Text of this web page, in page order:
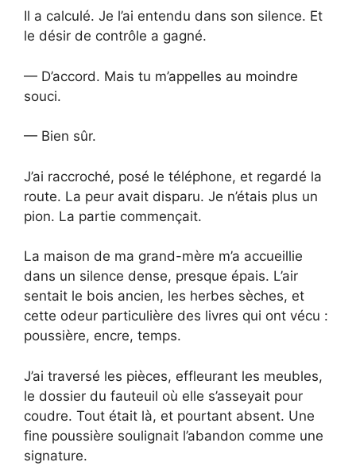
Il a calculé. Je l’ai entendu dans son silence. Et
le désir de contrôle a gagné.
— D’accord. Mais tu m’appelles au moindre
souci.
— Bien sûr.
J’ai raccroché, posé le téléphone, et regardé la
route. La peur avait disparu. Je n’étais plus un
pion. La partie commençait.
La maison de ma grand-mère m’a accueillie
dans un silence dense, presque épais. L’air
sentait le bois ancien, les herbes sèches, et
cette odeur particulière des livres qui ont vécu :
poussière, encre, temps.
J’ai traversé les pièces, effleurant les meubles,
le dossier du fauteuil où elle s’asseyait pour
coudre. Tout était là, et pourtant absent. Une
fine poussière soulignait l’abandon comme une
signature.